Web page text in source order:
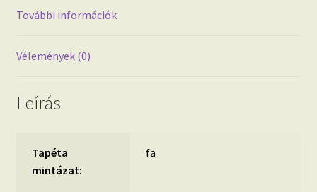
További információk
Vélemények (0)
Leírás
Tapéta
mintázat:
fa